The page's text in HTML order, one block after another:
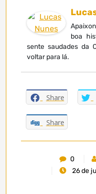
boa
sente saudades da
voltar para lá.
Share
Share
0
26 de